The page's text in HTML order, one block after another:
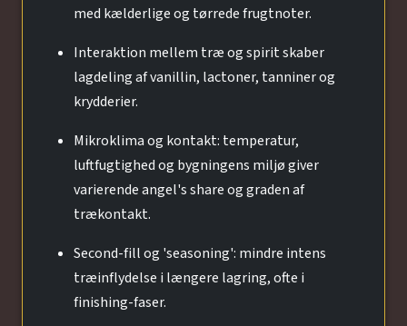
med kælderlige og tørrede frugtnoter.
Interaktion mellem træ og spirit skaber
lagdeling af vanillin, lactoner, tanniner og
krydderier.
Mikroklima og kontakt: temperatur,
luftfugtighed og bygningens miljø giver
varierende angel's share og graden af
trækontakt.
Second-fill og 'seasoning': mindre intens
træinflydelse i længere lagring, ofte i
finishing-faser.